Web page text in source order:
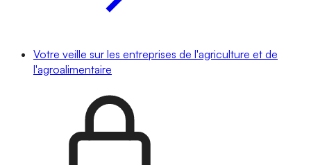
Votre veille sur les entreprises de l'agriculture et de
l'agroalimentaire